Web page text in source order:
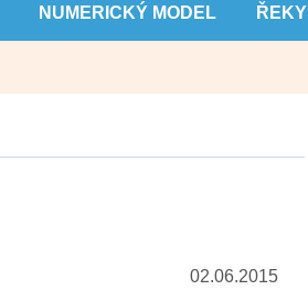
NUMERICKÝ MODEL ŘEKY
02.06.2015